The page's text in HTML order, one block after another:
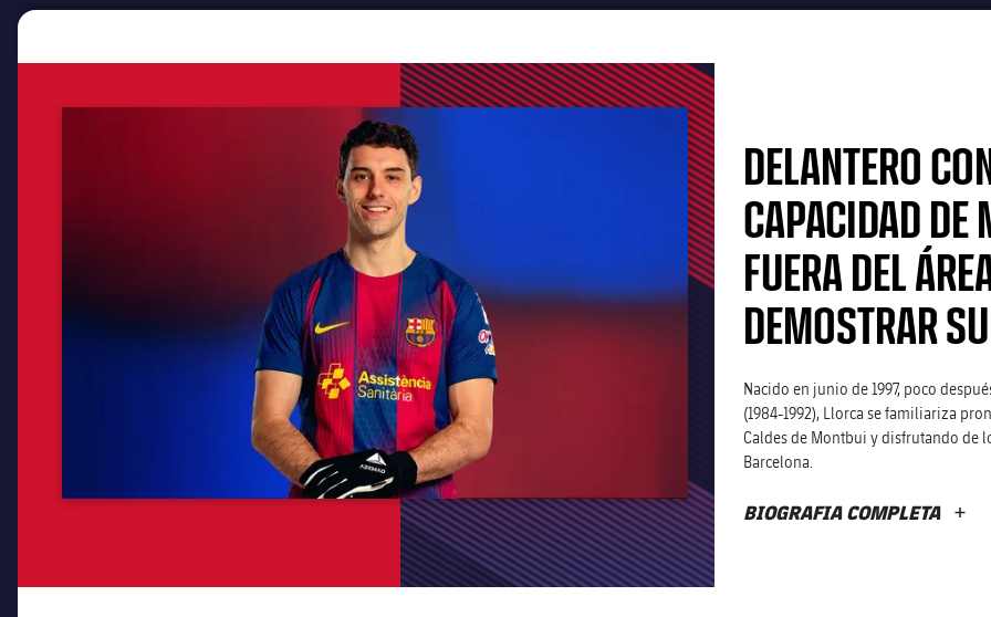
DELANTERO
CAPACIDAD DE
FUERA DEL
DEMOSTRAR
Nacido en junio de 1997, poco
(1984-1992), Llorca se familiariza
Caldes de Montbui y disfrutando de
Barcelona.
BIOGRAFIA COMPLETA